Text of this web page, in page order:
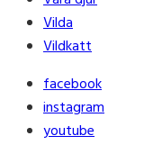
Vilda
Vildkatt
facebook
instagram
youtube